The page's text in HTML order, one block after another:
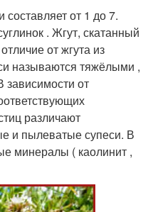
составляет от 1 до 7.
. Жгут, скатанный
от жгута из
называются тяжёлыми ,
от
различают
и пылеватые супеси. В
минералы ( каолинит ,